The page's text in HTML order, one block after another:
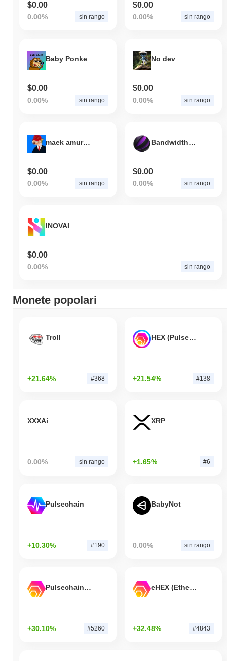
$0.00
0.00% sin rango
$0.00
0.00% sin rango
Baby Ponke
$0.00
0.00% sin rango
No dev
$0.00
0.00% sin rango
maek amuraca graet agun
$0.00
0.00% sin rango
Bandwidth AI
$0.00
0.00% sin rango
INOVAI
$0.00
0.00% sin rango
Monete popolari
Troll
+21.64% #368
HEX (Pulsechain)
+21.54% #138
XXXAi
0.00% sin rango
XRP
+1.65% #6
Pulsechain
+10.30% #190
BabyNot
0.00% sin rango
Pulsechain Bridged HEX (Pulsechain)
+30.10% #5260
eHEX (Ethereum)
+32.48% #4843